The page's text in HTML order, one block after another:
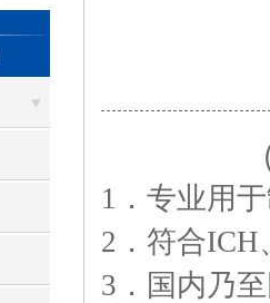
（主
1 ．专业用
2 ．符合
3 ．国内乃